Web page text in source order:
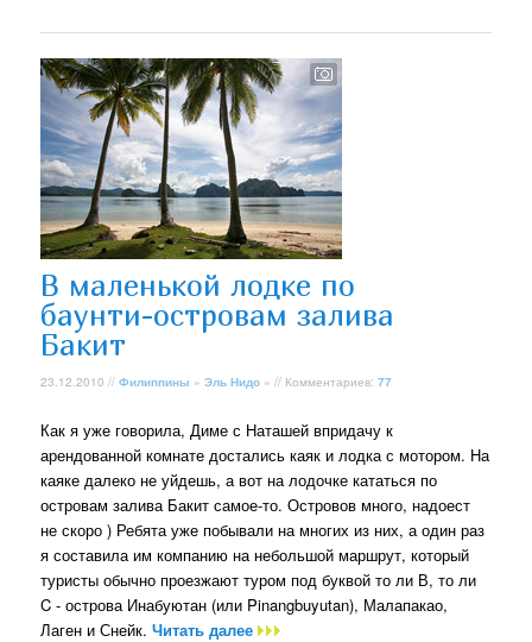
В маленькой лодке по
баунти-островам залива
Бакит
23.12.2010 //Филиппины »Эль Нидо » // Комментариев:77
Как я уже говорила, Диме с Наташей впридачу к
арендованной комнате достались каяк и лодка с мотором. На
каяке далеко не уйдешь, а вот на лодочке кататься по
островам залива Бакит самое-то. Островов много, надоест
не скоро ) Ребята уже побывали на многих из них, а один раз
я составила им компанию на небольшой маршрут, который
туристы обычно проезжают туром под буквой то ли В, то ли
C - острова Инабуютан (или Pinangbuyutan), Малапакао,
Лаген и Снейк.Читать далее